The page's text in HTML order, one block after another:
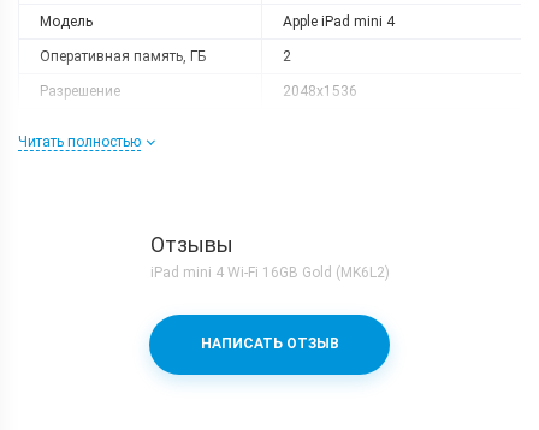
Модель Apple iPad mini 4
Оперативная память, ГБ 2
Разрешение 2048x1536
1.5
Основная камера, Мп 8 (f/2.0)
Фронтальная камера, Мп 1.2 (f/2.2)
Читать полностью
Отзывы
iPad mini 4 Wi-Fi 16GB Gold (MK6L2)
НАПИСАТЬ ОТЗЫВ